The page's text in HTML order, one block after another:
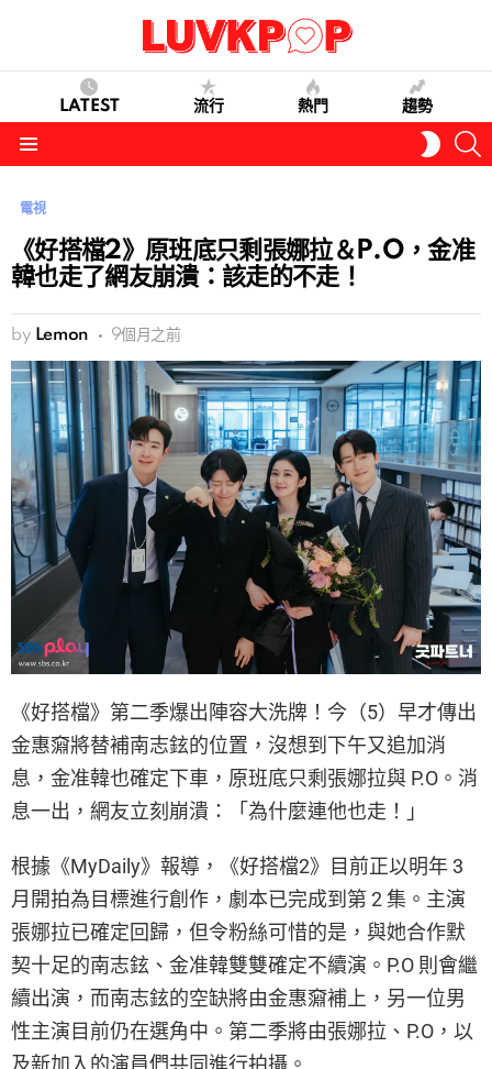
LATEST 流行 熱門 趨勢
SKIN
電視
《好搭檔2》原班底只剩張娜拉＆P.O，金准
韓也走了網友崩潰：該走的不走！
by Lemon 9個月之前
《好搭檔》第二季爆出陣容大洗牌！今（5）早才傳出
金惠奫將替補南志鉉的位置，沒想到下午又追加消
息，金准韓也確定下車，原班底只剩張娜拉與 P.O。消
息一出，網友立刻崩潰：「為什麼連他也走！」
根據《MyDaily》報導，《好搭檔2》目前正以明年 3
月開拍為目標進行創作，劇本已完成到第 2 集。主演
張娜拉已確定回歸，但令粉絲可惜的是，與她合作默
契十足的南志鉉、金准韓雙雙確定不續演。P.O 則會繼
續出演，而南志鉉的空缺將由金惠奫補上，另一位男
性主演目前仍在選角中。第二季將由張娜拉、P.O，以